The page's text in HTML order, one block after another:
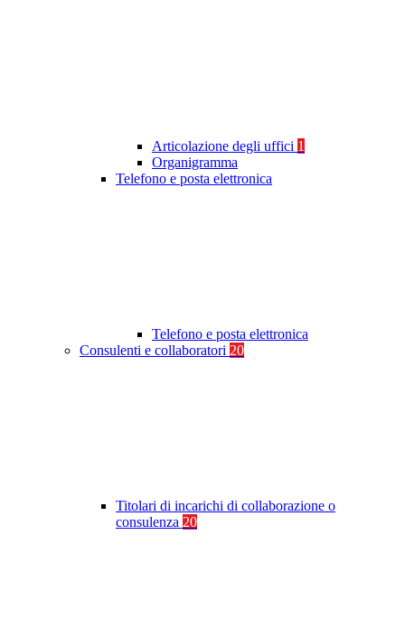
Articolazione degli uffici 1
Organigramma
Telefono e posta elettronica
Telefono e posta elettronica
Consulenti e collaboratori 20
Titolari di incarichi di collaborazione o
consulenza 20